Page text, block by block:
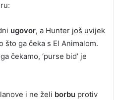
ugovor, a Hunter još uvijek
što ga čeka s El Animalom.
čekamo, ‘purse bid’ je
i ne želi borbu protiv